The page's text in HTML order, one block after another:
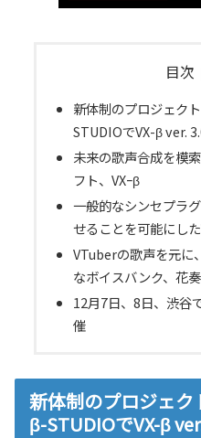
目次
新体制のプロジェク
STUDIOでVX-β ver.
未来の歌声合成を模
フト、VXｰβ
一般的なシンセプラ
せることを可能にし
VTuberの歌声を元に
なボイスバンク、花奏
12月7日、8日、渋谷
催
新体制のプロジェク
β-STUDIOでVX-β